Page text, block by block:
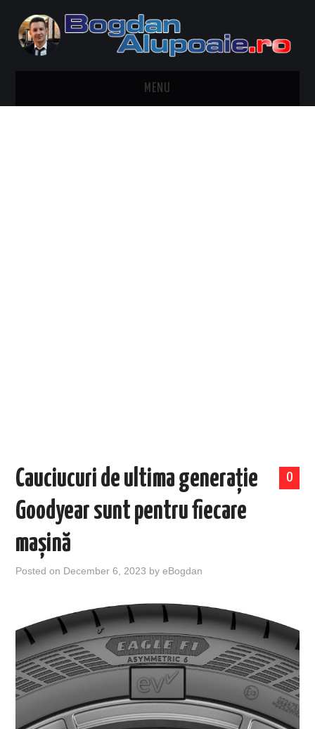
MENU
0
Cauciucuri de ultima generație
Goodyear sunt pentru fiecare
mașină
Posted on December 6, 2023 byeBogdan